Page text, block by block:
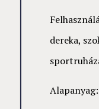
dereka,